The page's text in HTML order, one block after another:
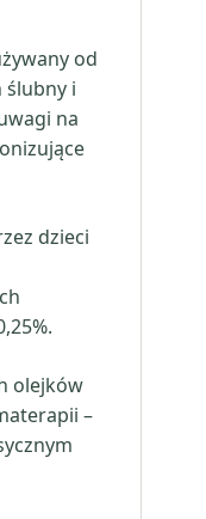
od
ślubny i
na
dzieci
olejków
–